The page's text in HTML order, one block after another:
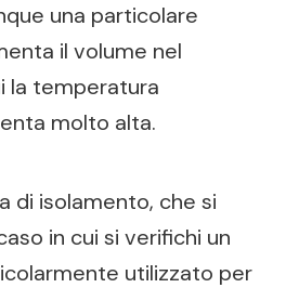
una particolare
il volume nel
la temperatura
molto alta.
di isolamento, che si
in cui si verifichi un
utilizzato per